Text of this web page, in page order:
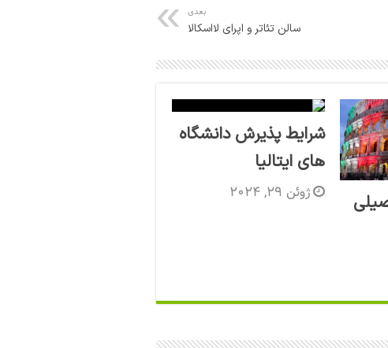
بعدی
سالن تئاتر و اپرای لااسکالا
شرایط پذیرش دانشگاه
های ایتالیا
ژوئن 29, 2024